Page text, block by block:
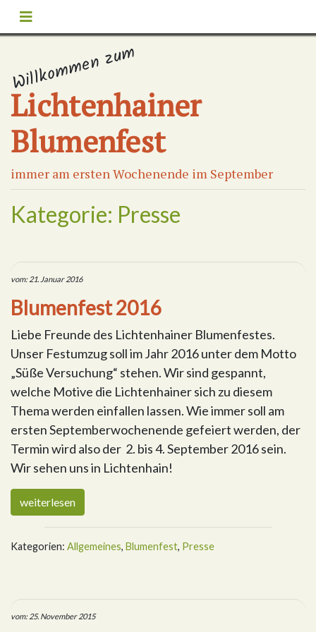
Willkommen zum
Lichtenhainer
Blumenfest
immer am ersten Wochenende im September
Kategorie: Presse
vom: 21. Januar 2016
Blumenfest 2016
Liebe Freunde des Lichtenhainer Blumenfestes.
Unser Festumzug soll im Jahr 2016 unter dem Motto
„Süße Versuchung“ stehen. Wir sind gespannt,
welche Motive die Lichtenhainer sich zu diesem
Thema werden einfallen lassen. Wie immer soll am
ersten Septemberwochenende gefeiert werden, der
Termin wird also der 2. bis 4. September 2016 sein.
Wir sehen uns in Lichtenhain!
weiterlesen
Kategorien: Allgemeines, Blumenfest, Presse
vom: 25. November 2015